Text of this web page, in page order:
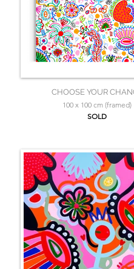
CHOOSE YOUR
100 x 100 cm (framed)
SOLD